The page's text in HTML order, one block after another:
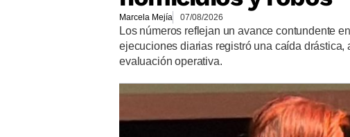
Marcela Mejía 07/08/2026
Los números reflejan un avance contundente
ejecuciones diarias registró una caída
evaluación operativa.